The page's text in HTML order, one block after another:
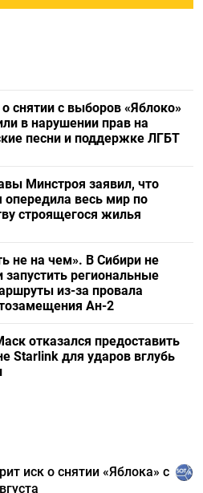
о снятии с выборов «Яблоко»
в нарушении прав на
песни и поддержке ЛГБТ
Минстроя заявил, что
опередила весь мир по
строящегося жилья
не на чем». В Сибири не
запустить региональные
из-за провала
Ан-2
отказался предоставить
Starlink для ударов вглубь